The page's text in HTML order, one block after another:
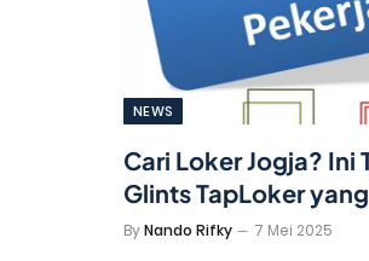
NEWS
Cari Loker Jogja? Ini
Glints TapLoker
ByNando Rifky 7 Mei 2025